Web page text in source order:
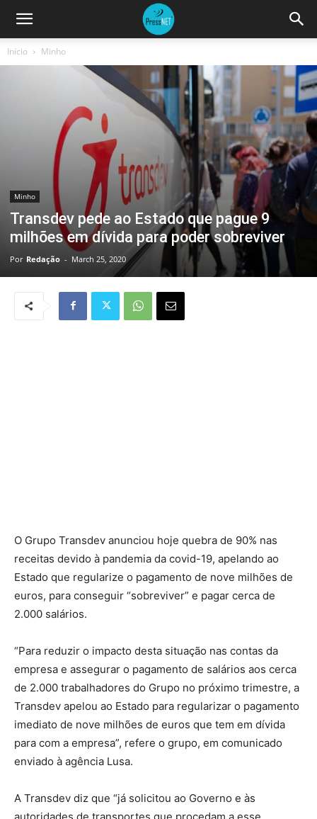
Início Minho
Minho
Transdev pede ao Estado que pague 9
milhões em dívida para poder sobreviver
Por Redação - March 25, 2020
O Grupo Transdev anunciou hoje quebra de 90% nas
receitas devido à pandemia da covid-19, apelando ao
Estado que regularize o pagamento de nove milhões de
euros, para conseguir “sobreviver” e pagar cerca de
2.000 salários.
“Para reduzir o impacto desta situação nas contas da
empresa e assegurar o pagamento de salários aos cerca
de 2.000 trabalhadores do Grupo no próximo trimestre, a
Transdev apelou ao Estado para regularizar o pagamento
imediato de nove milhões de euros que tem em dívida
para com a empresa”, refere o grupo, em comunicado
enviado à agência Lusa.
A Transdev diz que “já solicitou ao Governo e às
autoridades de transportes que procedam a esse